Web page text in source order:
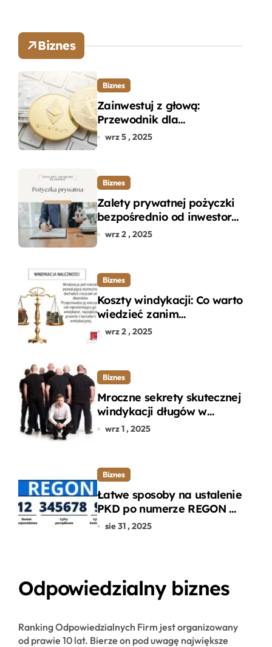
Biznes
Biznes
Zainwestuj z głową:
Przewodnik dla
początkujących w zakupie
wrz 5 , 2025
Biznes
Zalety prywatnej pożyczki
bezpośrednio od inwestora
– dlaczego warto?
wrz 2 , 2025
Biznes
Koszty windykacji: Co warto
wiedzieć zanim
zdecydujesz się na
wrz 2 , 2025
Biznes
Mroczne sekrety skutecznej
windykacji długów w
departamencie windykacji
wrz 1 , 2025
Biznes
Łatwe sposoby na ustalenie
PKD po numerze REGON w
kilku prostych krokach
sie 31 , 2025
Odpowiedzialny biznes
Ranking Odpowiedzialnych Firm jest organizowany
od prawie 10 lat. Bierze on pod uwagę największe